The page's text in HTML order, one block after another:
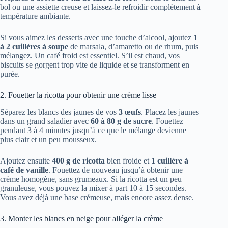
bol ou une assiette creuse et laissez-le refroidir complètement à
température ambiante.
Si vous aimez les desserts avec une touche d’alcool, ajoutez 1
à 2 cuillères à soupe de marsala, d’amaretto ou de rhum, puis
mélangez. Un café froid est essentiel. S’il est chaud, vos
biscuits se gorgent trop vite de liquide et se transforment en
purée.
2. Fouetter la ricotta pour obtenir une crème lisse
Séparez les blancs des jaunes de vos 3 œufs. Placez les jaunes
dans un grand saladier avec 60 à 80 g de sucre. Fouettez
pendant 3 à 4 minutes jusqu’à ce que le mélange devienne
plus clair et un peu mousseux.
Ajoutez ensuite 400 g de ricotta bien froide et 1 cuillère à
café de vanille. Fouettez de nouveau jusqu’à obtenir une
crème homogène, sans grumeaux. Si la ricotta est un peu
granuleuse, vous pouvez la mixer à part 10 à 15 secondes.
Vous avez déjà une base crémeuse, mais encore assez dense.
3. Monter les blancs en neige pour alléger la crème